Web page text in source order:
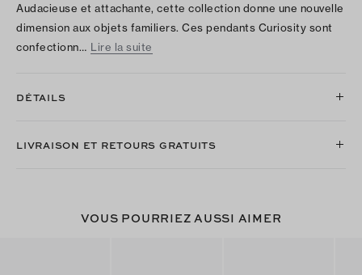
Audacieuse et attachante, cette collection donne une nouvelle
dimension aux objets familiers. Ces pendants Curiosity sont
confectionn… Lire la suite
DÉTAILS
LIVRAISON ET RETOURS GRATUITS
VOUS POURRIEZ AUSSI AIMER